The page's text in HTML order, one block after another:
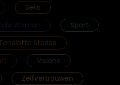
Seks
Woman
Sport
Stories
Visions
Zelfvertrouwen